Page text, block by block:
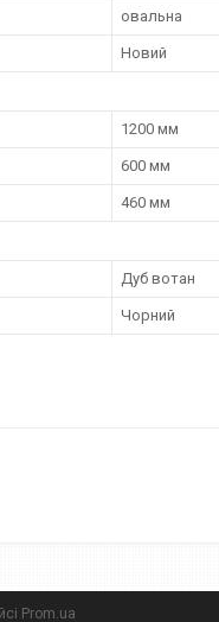
овальна
Новий
1200 мм
600 мм
460 мм
Дуб вотан
Чорний
Prom.ua